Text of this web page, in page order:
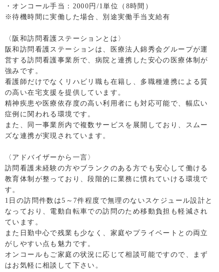
・オンコール手当：2000円/1単位（8時間）
※待機時間に実働した場合、別途実働手当支給有
〈阪和訪問看護ステーションとは〉
阪和訪問看護ステーションは、医療法人錦秀会グループが運
営する訪問看護事業所で、病院と連携した安心の医療体制が
強みです。
看護師だけでなくリハビリ職も在籍し、多職種連携による質
の高い在宅支援を提供しています。
精神疾患や医療依存度の高い利用者にも対応可能で、幅広い
症例に関われる環境です。
また、同一事業所内で複数サービスを展開しており、スムー
ズな連携が実現されています。
〈アドバイザーから一言〉
訪問看護未経験の方やブランクのある方でも安心して働ける
教育体制が整っており、段階的に業務に慣れていける環境で
す。
1日の訪問件数は5～7件程度で無理のないスケジュール設計と
なっており、電動自転車での訪問のため移動負担も軽減され
ています。
また日勤中心で残業も少なく、家庭やプライベートとの両立
がしやすい点も魅力です。
オンコールもご家庭の状況に応じて相談可能ですので、まず
はお気軽に相談して下さい。